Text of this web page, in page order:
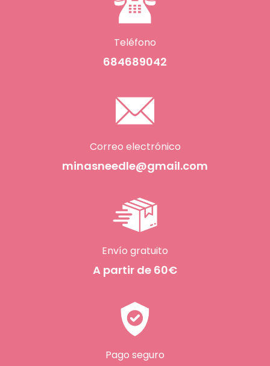
Teléfono
684689042
Correo electrónico
minasneedle@gmail.com
Envío gratuito
A partir de 60€
Pago seguro